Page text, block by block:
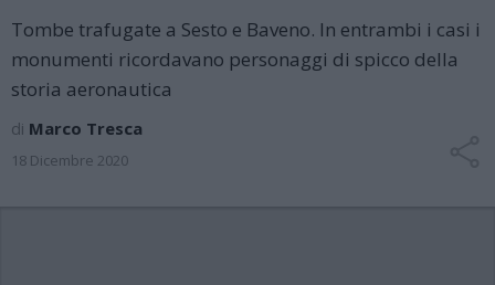
Tombe trafugate a Sesto e Baveno. In entrambi i casi i
monumenti ricordavano personaggi di spicco della
storia aeronautica
di Marco Tresca
18 Dicembre 2020